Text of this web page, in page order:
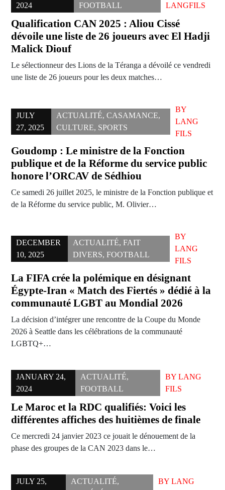
2024
FOOTBALL
LANGFILS
Qualification CAN 2025 : Aliou Cissé
dévoile une liste de 26 joueurs avec El Hadji
Malick Diouf
Le sélectionneur des Lions de la Téranga a dévoilé ce vendredi
une liste de 26 joueurs pour les deux matches…
JULY
27, 2025
ACTUALITÉ, CASAMANCE,
CULTURE, SPORTS
BY
LANG
FILS
Goudomp : Le ministre de la Fonction
publique et de la Réforme du service public
honore l’ORCAV de Sédhiou
Ce samedi 26 juillet 2025, le ministre de la Fonction publique et
de la Réforme du service public, M. Olivier…
DECEMBER
10, 2025
ACTUALITÉ,FAIT
DIVERS,FOOTBALL
BY
LANG
FILS
La FIFA crée la polémique en désignant
Égypte-Iran « Match des Fiertés » dédié à la
communauté LGBT au Mondial 2026
La décision d’intégrer une rencontre de la Coupe du Monde
2026 à Seattle dans les célébrations de la communauté
LGBTQ+…
JANUARY 24,
2024
ACTUALITÉ,
FOOTBALL
BY LANG
FILS
Le Maroc et la RDC qualifiés: Voici les
différentes affiches des huitièmes de finale
Ce mercredi 24 janvier 2023 ce jouait le dénouement de la
phase des groupes de la CAN 2023 dans le…
JULY 25,
ACTUALITÉ,
BYLANG